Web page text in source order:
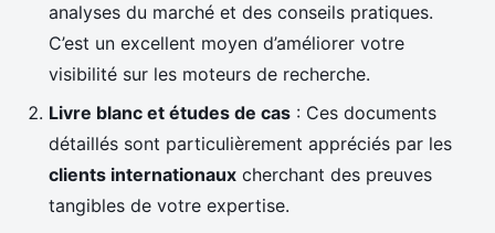
analyses du marché et des conseils pratiques.
C’est un excellent moyen d’améliorer votre
visibilité sur les moteurs de recherche.
Livre blanc et études de cas : Ces documents
détaillés sont particulièrement appréciés par les
clients internationaux cherchant des preuves
tangibles de votre expertise.